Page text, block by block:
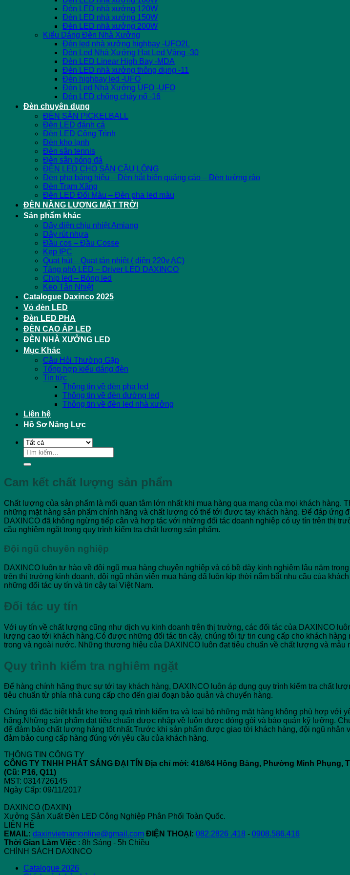
Đèn LED nhà xưởng 120W
Đèn LED nhà xưởng 150W
Đèn LED nhà xưởng 200W
Kiểu Dáng Đèn Nhà Xưởng
Đèn led nhà xưởng highbay -UFO2L
Đèn Led Nhà Xưởng Hạt Led Vàng -30
Đèn LED Linear High Bay -MDA
Đèn LED nhà xưởng thông dụng -11
Đèn highbay led -UFO
Đèn Led Nhà Xưởng UFO -UFO
Đèn LED chống cháy nổ -16
Đèn chuyên dụng
ĐÈN SÂN PICKELBALL
Đèn LED đánh cá
Đèn LED Công Trình
Đèn kho lạnh
Đèn sân tennis
Đèn sân bóng đá
ĐÈN LED CHO SÂN CẦU LÔNG
Đèn pha bảng hiệu – Đèn hắt biển quảng cáo – Đèn tường rào
Đèn Trạm Xăng
Đèn LED Đổi Màu – Đèn pha led màu
ĐÈN NĂNG LƯỢNG MẶT TRỜI
Sản phẩm khác
Dây điện chịu nhiệt Amiang
Dây rút nhựa
Đầu cos – Đầu Cosse
Kẹp IPC
Quạt hút – Quạt tản nhiệt ( điện 220v AC)
Tăng phô LED – Driver LED DAXINCO
Chip led – Bóng led
Keo Tản Nhiệt
Catalogue Daxinco 2025
Vỏ đèn LED
Đèn LED PHA
ĐÈN CAO ÁP LED
ĐÈN NHÀ XƯỞNG LED
Mục Khác
Câu Hỏi Thường Gặp
Tổng hợp kiểu dáng đèn
Tin tức
Thông tin về đèn pha led
Thông tin về đèn đường led
Thông tin về đèn led nhà xưởng
Liên hệ
Hồ Sơ Năng Lực
Tìm
kiếm:
Cam kết chất lượng sản phẩm
Chất lượng của sản phẩm là mối quan tâm lớn nhất khi mua hàng qua mạng của mọi khách hàng.
những mặt hàng sản phẩm chính hãng và chất lượng có thể tới được tay khách hàng. Để đáp ứng
DAXINCO đã không ngừng tiếp cận và hợp tác với những đối tác doanh nghiệp có uy tín trên thị
cầu nghiêm ngặt trong quy trình kiểm tra chất lượng sản phẩm.
Đội ngũ chuyên nghiệp
DAXINCO luôn tự hào về đội ngũ mua hàng chuyên nghiệp và có bề dày kinh nghiệm lâu năm
trên thị trường kinh doanh, đội ngũ nhân viên mua hàng đã luôn kịp thời nắm bắt nhu cầu của
những đối tác uy tín và tin cậy tại Việt Nam.
Đối tác uy tín
Với uy tín về chất lượng cũng như dịch vụ kinh doanh trên thị trường, các đối tác của DAXINCO
lượng cao tới khách hàng.Có được những đối tác tin cậy, chúng tôi tự tin cung cấp cho khách
trong và ngoài nước. Những thương hiệu của DAXINCO luôn đạt tiêu chuẩn về chất lượng và mẫu
Quy trình kiểm tra nghiêm ngặt
Để hàng chính hãng thực sự tới tay khách hàng, DAXINCO luôn áp dụng quy trình kiểm tra chất
tiêu chuẩn từ phía nhà cung cấp cho đến giai đoạn bảo quản và chuyển hàng.
Chúng tôi đặc biệt khắt khe trong quá trình kiểm tra và loại bỏ những mặt hàng không phù hợp với
hãng.Những sản phẩm đạt tiêu chuẩn được nhập về luôn được đóng gói và bảo quản kỹ lưỡng.
để đảm bảo chất lượng hàng tốt nhất.Trước khi sản phẩm được giao tới khách hàng, đội ngũ nhân
đảm bảo cung cấp hàng đúng với yêu cầu của khách hàng.
THÔNG TIN CÔNG TY
CÔNG TY TNHH PHÁT SÁNG ĐẠI TÍN Địa chỉ mới: 418/64 Hồng Bàng, Phường Minh Phụng,
(Cũ: P16, Q11)
MST: 0314726145
Ngày Cấp: 09/11/2017
DAXINCO (DAXIN)
Xưởng Sản Xuất Đèn LED Công Nghiệp Phân Phối Toàn Quốc.
LIÊN HỆ
EMAIL: daxinvietnamonline@gmail.com ĐIỆN THOẠI: 082.2826 .418 - 0908.586.416
Thời Gian Làm Việc : 8h Sáng - 5h Chiều
CHÍNH SÁCH DAXINCO
Catalogue 2026